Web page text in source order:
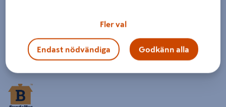
Dra på bilden för att zooma in
Fler val
Endast nödvändiga Godkänn alla